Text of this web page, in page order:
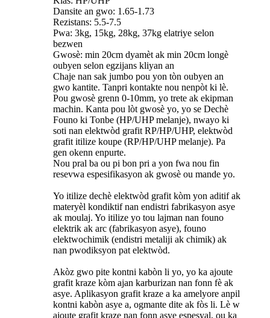
Dansite an gwo: 1.65-1.73
Rezistans: 5.5-7.5
Pwa: 3kg, 15kg, 28kg, 37kg elatriye selon
bezwen
Gwosè: min 20cm dyamèt ak min 20cm longè
oubyen selon egzijans kliyan an
Chaje nan sak jumbo pou yon tòn oubyen an
gwo kantite. Tanpri kontakte nou nenpòt ki lè.
Pou gwosè grenn 0-10mm, yo trete ak ekipman
machin. Kanta pou lòt gwosè yo, yo se Dechè
Founo ki Tonbe (HP/UHP melanje), nwayo ki
soti nan elektwòd grafit RP/HP/UHP, elektwòd
grafit itilize koupe (RP/HP/UHP melanje). Pa
gen okenn enpurte.
Nou pral ba ou pi bon pri a yon fwa nou fin
resevwa espesifikasyon ak gwosè ou mande yo.
Yo itilize dechè elektwòd grafit kòm yon aditif ak
materyèl kondiktif nan endistri fabrikasyon asye
ak moulaj. Yo itilize yo tou lajman nan founo
elektrik ak arc (fabrikasyon asye), founo
elektwochimik (endistri metaliji ak chimik) ak
nan pwodiksyon pat elektwòd.
Akòz gwo pite kontni kabòn li yo, yo ka ajoute
grafit kraze kòm ajan karburizan nan fonn fè ak
asye. Aplikasyon grafit kraze a ka amelyore anpil
kontni kabòn asye a, ogmante dite ak fòs li. Lè w
ajoute grafit kraze nan fonn asye espesyal, ou ka